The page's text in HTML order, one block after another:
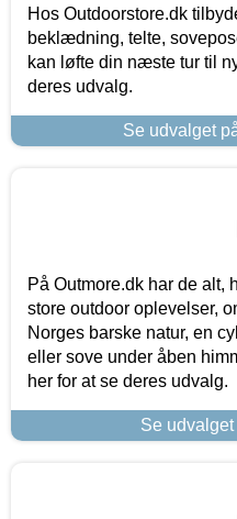
Hos Outdoorstore.dk
beklædning, telte,
kan løfte din næste tur til
deres udvalg.
Se udvalget
På Outmore.dk har de alt,
store outdoor oplevelser,
Norges barske natur, en
eller sove under åben
her for at se deres udvalg.
Se